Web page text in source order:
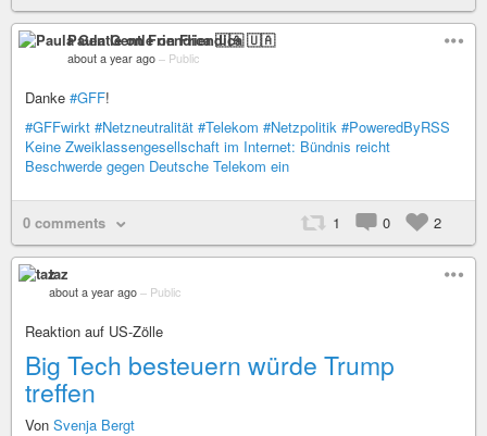
Paula Gentle on Friendica 🇺🇦
about a year ago – Public
Danke #GFF!
#GFFwirkt #Netzneutralität #Telekom #Netzpolitik #PoweredByRSS
Keine Zweiklassengesellschaft im Internet: Bündnis reicht
Beschwerde gegen Deutsche Telekom ein
0 comments 1 0 2
taz
about a year ago – Public
Reaktion auf US-Zölle
Big Tech besteuern würde Trump
treffen
Von Svenja Bergt